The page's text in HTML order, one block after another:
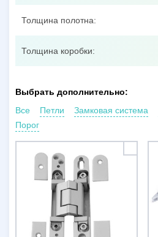
Толщина полотна:
Толщина коробки:
Выбрать дополнительно:
Все
Петли Замковая система
Порог